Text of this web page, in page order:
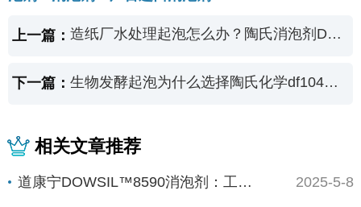
上一篇： 造纸厂水处理起泡怎么办？陶氏消泡剂DF104消泡无残留
下一篇： 生物发酵起泡为什么选择陶氏化学df104聚醚消泡剂？
相关文章推荐
道康宁DOWSIL™8590消泡剂：工业高效... 2025-5-8